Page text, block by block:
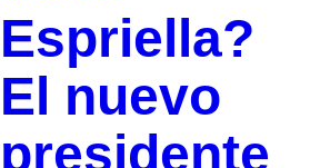
Espriella?
El nuevo
presidente